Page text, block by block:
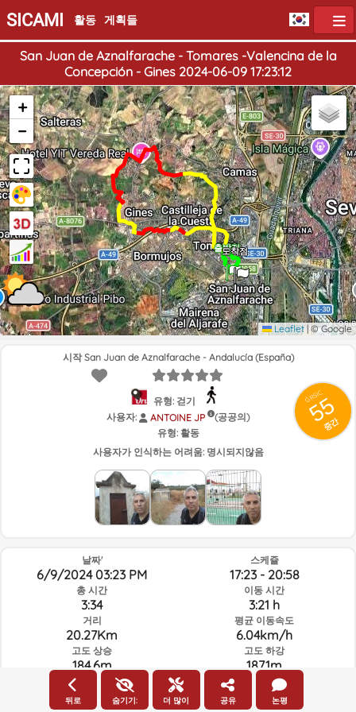
SICAMI 활동 게획들
San Juan de Aznalfarache - Tomares -Valencina de la
Concepción - Gines 2024-06-09 17:23:12
출발점
도착점
+
−
Leaflet |© Google
GRSIC
55
중간
시작 San Juan de Aznalfarache - Andalucía (España)
유형: 걷기
사용자:
ANTOINE JP
(공공의)
유형: 활동
사용자가 인식하는 어려움: 명시되지않음
날짜'
6/9/2024 03:23 PM
총 시간
3:34
거리
20.27Km
고도 상승
184.6m
스케쥴
17:23 - 20:58
이동 시간
3:21 h
평균 이동속도
6.04km/h
고도 하강
187.1m
뒤로 숨기기: 더 많이 공유 논평